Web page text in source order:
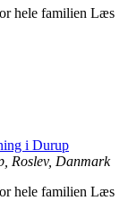
hele familien Læs
i Durup
Roslev, Danmark
hele familien Læs